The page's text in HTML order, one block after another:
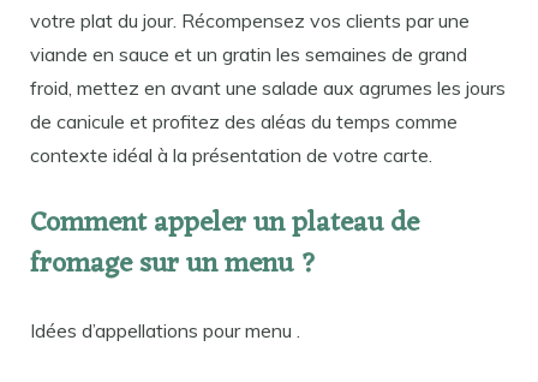
votre plat du jour. Récompensez vos clients par une
viande en sauce et un gratin les semaines de grand
froid, mettez en avant une salade aux agrumes les jours
de canicule et profitez des aléas du temps comme
contexte idéal à la présentation de votre carte.
Comment appeler un plateau de
fromage sur un menu ?
Idées d’appellations pour menu .